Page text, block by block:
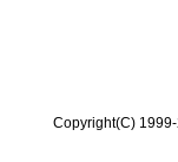
Copyright(C)